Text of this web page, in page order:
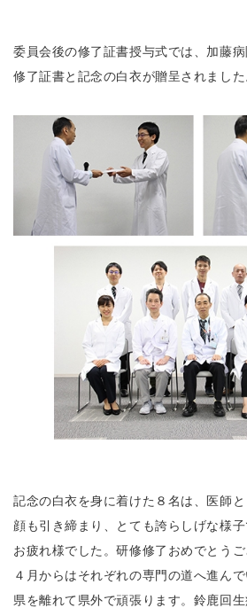
委員会後の修了証書授与式では、加藤
修了証書と記念の白衣が贈呈されました
記念の白衣を身に着けた８名は、医師
顔も引き締まり、とても誇らしげな様
お疲れ様でした。研修修了おめでとうご
４月からはそれぞれの専門の道へ進ん
県を離れて県外で頑張ります。鈴鹿回